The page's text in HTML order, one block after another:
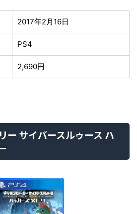
2017年2月16日
PS4
2,690円
ー サイバースルゥース ハ